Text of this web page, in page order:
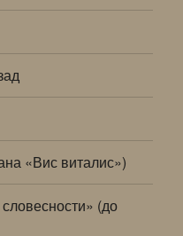
«Вис виталис»)
(до